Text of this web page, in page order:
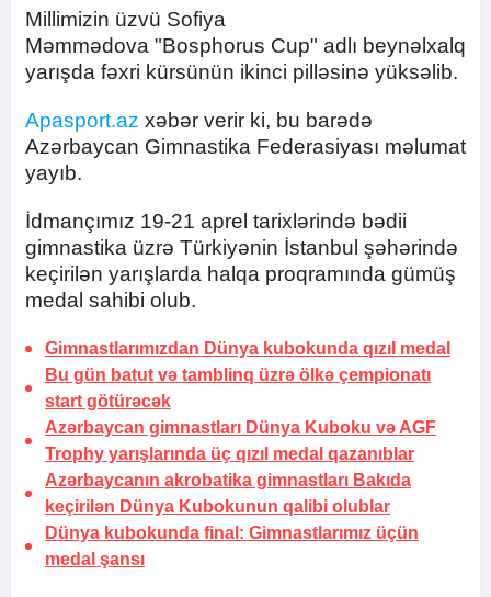
Millimizin üzvü Sofiya
Məmmədova "Bosphorus Cup" adlı beynəlxalq
yarışda fəxri kürsünün ikinci pilləsinə yüksəlib.
Apasport.az xəbər verir ki, bu barədə
Azərbaycan Gimnastika Federasiyası məlumat
yayıb.
İdmançımız 19-21 aprel tarixlərində bədii
gimnastika üzrə Türkiyənin İstanbul şəhərində
keçirilən yarışlarda halqa proqramında gümüş
medal sahibi olub.
Gimnastlarımızdan Dünya kubokunda qızıl medal
Bu gün batut və tamblinq üzrə ölkə çempionatı
start götürəcək
Azərbaycan gimnastları Dünya Kuboku və AGF
Trophy yarışlarında üç qızıl medal qazanıblar
Azərbaycanın akrobatika gimnastları Bakıda
keçirilən Dünya Kubokunun qalibi olublar
Dünya kubokunda final: Gimnastlarımız üçün
medal şansı